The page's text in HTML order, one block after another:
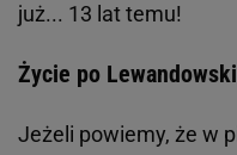
już... 13 lat temu!
Życie po
Jeżeli powiemy, że w